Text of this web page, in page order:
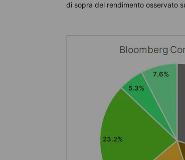
di sopra del rendimento osservato